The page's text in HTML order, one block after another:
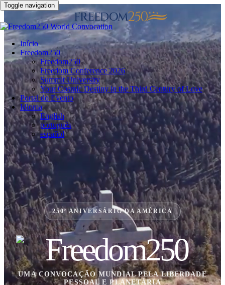
Toggle navigation
Início
Freedom250
Freedom250
Freedom Conference 2026
Summit University
Your Cosmic Destiny in the Third Century of Love
Portal do Evento
Idioma
English
português
español
250º ANIVERSÁRIO DA AMÉRICA
UMA CONVOCAÇÃO MUNDIAL PELA LIBERDADE
PESSOAL E PLANETÁRIA